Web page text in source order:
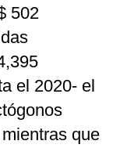
502
el 2020- el
que